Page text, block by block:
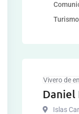
Vivero de
Daniel
Islas